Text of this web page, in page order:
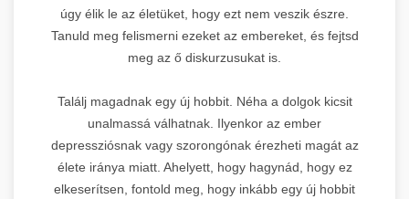
úgy élik le az életüket, hogy ezt nem veszik észre.
Tanuld meg felismerni ezeket az embereket, és fejtsd
meg az ő diskurzusukat is.
Találj magadnak egy új hobbit. Néha a dolgok kicsit
unalmassá válhatnak. Ilyenkor az ember
depressziósnak vagy szorongónak érezheti magát az
élete iránya miatt. Ahelyett, hogy hagynád, hogy ez
elkeserítsen, fontold meg, hogy inkább egy új hobbit